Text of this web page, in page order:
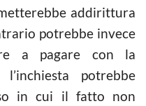
addirittura
potrebbe invece
a pagare con la
potrebbe
in cui il fatto non